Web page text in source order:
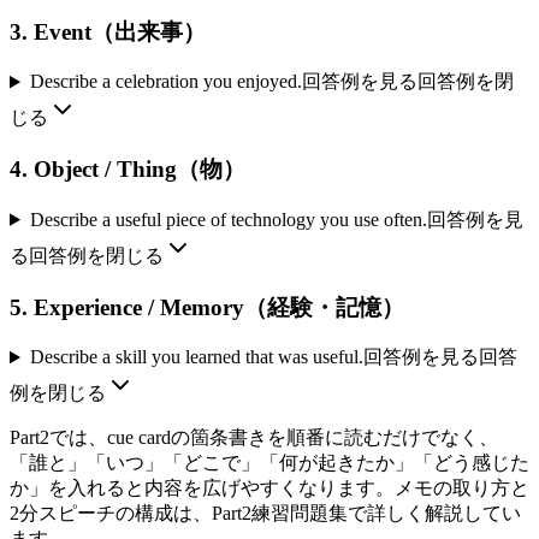
3. Event（出来事）
Describe a celebration you enjoyed.回答例を見る 回答例を閉
じる
4. Object / Thing（物）
Describe a useful piece of technology you use often.回答例を見
る 回答例を閉じる
5. Experience / Memory（経験・記憶）
Describe a skill you learned that was useful.回答例を見る 回答
例を閉じる
Part2では、cue cardの箇条書きを順番に読むだけでなく、
「誰と」「いつ」「どこで」「何が起きたか」「どう感じた
か」を入れると内容を広げやすくなります。メモの取り方と
2分スピーチの構成は、Part2練習問題集で詳しく解説してい